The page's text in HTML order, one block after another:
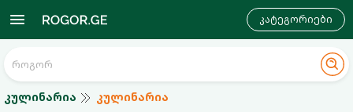
კატეგორიები
კულინარია კულინარია